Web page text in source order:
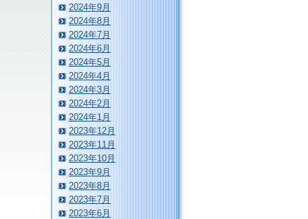
2024年9月
2024年8月
2024年7月
2024年6月
2024年5月
2024年4月
2024年3月
2024年2月
2024年1月
2023年12月
2023年11月
2023年10月
2023年9月
2023年8月
2023年7月
2023年6月